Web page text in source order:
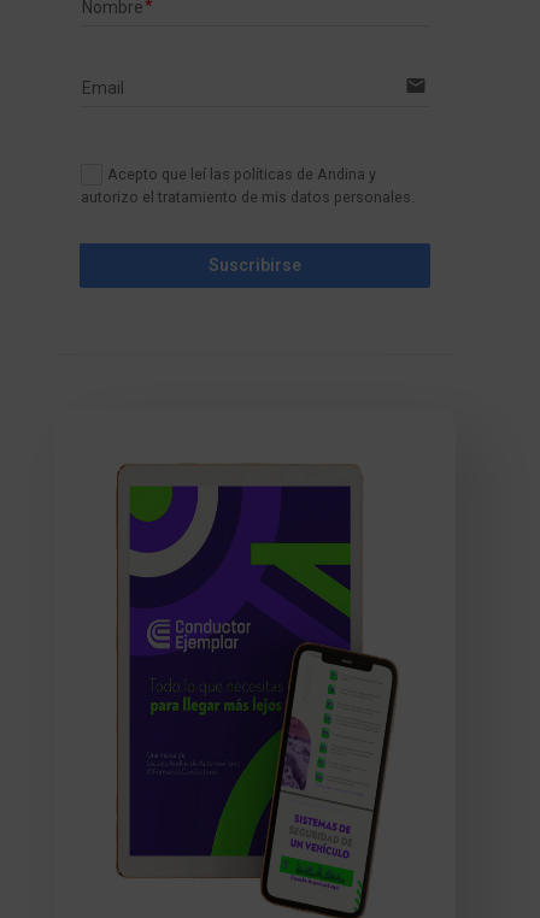
Nombre
Email email
Acepto que leí las políticas de Andina y
autorizo el tratamiento de mis datos personales.
Suscribirse